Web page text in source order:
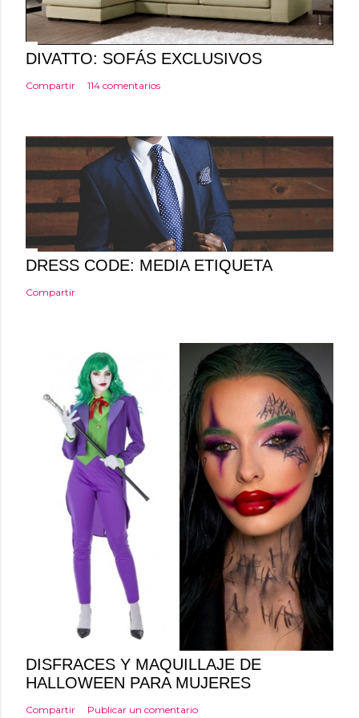
n
c
o
m
t
r
i
DIVATTO: SOFÁS EXCLUSIVOS
Compartir 114 comentarios
DRESS CODE: MEDIA ETIQUETA
Compartir
DISFRACES Y MAQUILLAJE DE
HALLOWEEN PARA MUJERES
Compartir Publicar un comentario